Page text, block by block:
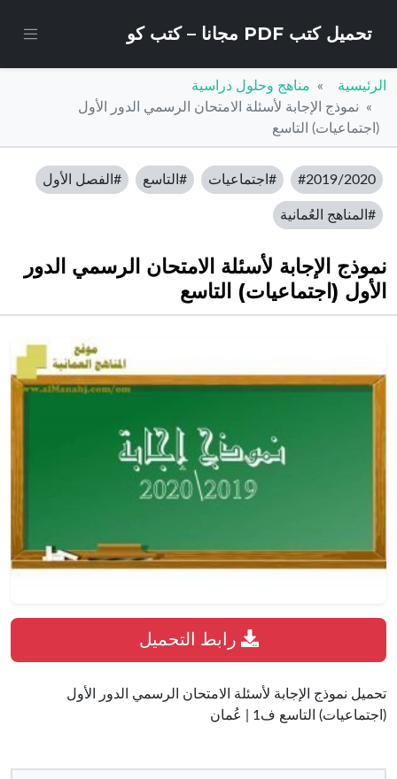
تحميل كتب PDF مجانا – كتب كو
الرئيسية
مناهج وحلول دراسية
نموذج الإجابة لأسئلة الامتحان الرسمي الدور الأول
(اجتماعيات) التاسع
#2019/2020 #اجتماعيات #التاسع #الفصل الأول
#المناهج العُمانية
نموذج الإجابة لأسئلة الامتحان الرسمي الدور
الأول (اجتماعيات) التاسع
تحميل نموذج الإجابة لأسئلة الامتحان الرسمي الدور الأول
(اجتماعيات) التاسع ف1 | عُمان